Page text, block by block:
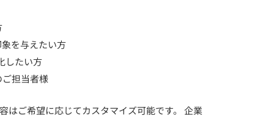
を与えたい方
したい方
ご担当者様
希望に応じてカスタマイズ可能です。 企業